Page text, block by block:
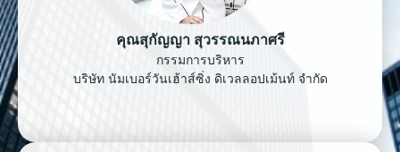
คุณสุกัญญา สุวรรณนภาศรี
กรรมการบริหาร
บริษัท นัมเบอร์วันเฮ้าส์ซิ่ง ดิเวลลอปเม้นท์ จำกัด